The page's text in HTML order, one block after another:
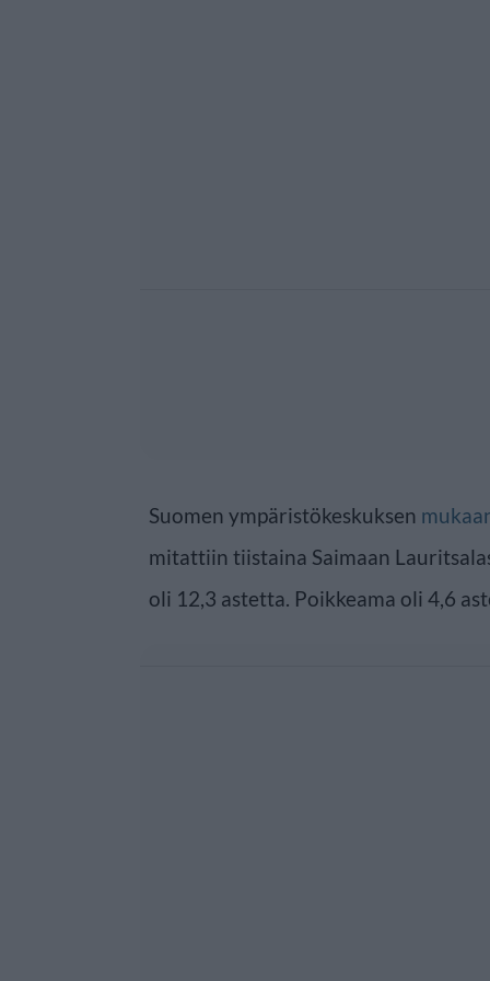
Suomen ympäristökeskuksen
mitattiin tiistaina Saimaan
oli 12,3 astetta. Poikkeama oli 4,6